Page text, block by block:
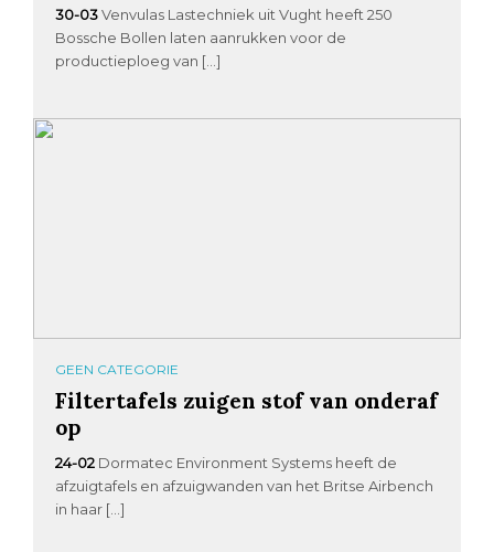
30-03 Venvulas Lastechniek uit Vught heeft 250
Bossche Bollen laten aanrukken voor de
productieploeg van […]
GEEN CATEGORIE
Filtertafels zuigen stof van onderaf
op
24-02 Dormatec Environment Systems heeft de
afzuigtafels en afzuigwanden van het Britse Airbench
in haar […]